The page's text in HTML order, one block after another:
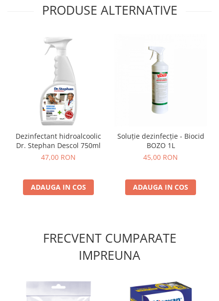
PRODUSE ALTERNATIVE
Dezinfectant hidroalcoolic
Dr. Stephan Descol 750ml
47,00 RON
ADAUGA IN COS
Soluție dezinfecție - Biocid
BOZO 1L
45,00 RON
ADAUGA IN COS
FRECVENT CUMPARATE
IMPREUNA